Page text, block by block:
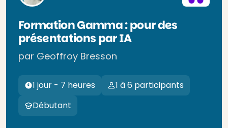
Formation Gamma : pour des
présentations par IA
par Geoffroy Bresson
1 jour - 7 heures
1 à 6 participants
Débutant